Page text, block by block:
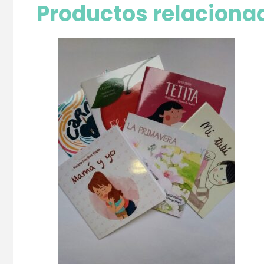
Productos